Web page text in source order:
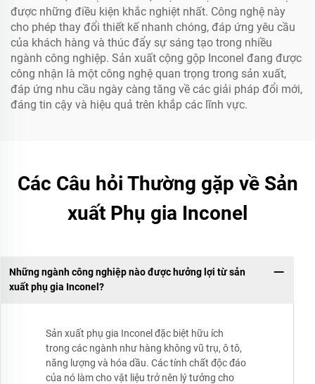
được những điều kiện khắc nghiệt nhất. Công nghệ này
cho phép thay đổi thiết kế nhanh chóng, đáp ứng yêu cầu
của khách hàng và thúc đẩy sự sáng tạo trong nhiều
ngành công nghiệp. Sản xuất cộng gộp Inconel đang được
công nhận là một công nghệ quan trọng trong sản xuất,
đáp ứng nhu cầu ngày càng tăng về các giải pháp đổi mới,
đáng tin cậy và hiệu quả trên khắp các lĩnh vực.
Các Câu hỏi Thường gặp về Sản
xuất Phụ gia Inconel
Những ngành công nghiệp nào được hưởng lợi từ sản
xuất phụ gia Inconel?
Sản xuất phụ gia Inconel đặc biệt hữu ích
trong các ngành như hàng không vũ trụ, ô tô,
năng lượng và hóa dầu. Các tính chất độc đáo
của nó làm cho vật liệu trở nên lý tưởng cho